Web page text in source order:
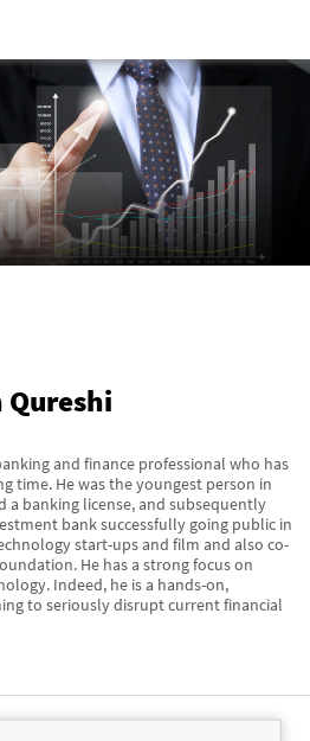
Qureshi
and finance professional who has
time. He was the youngest person in
a banking license, and subsequently
bank successfully going public in
start-ups and film and also co-
He has a strong focus on
Indeed, he is a hands-on,
to seriously disrupt current financial